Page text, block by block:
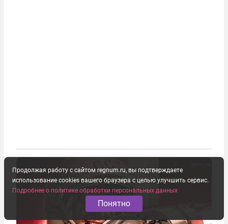
Продолжая работу с сайтом regnum.ru, вы подтверждаете
использование cookies вашего браузера с целью улучшить сервис.
Подробнее о политике обработки персональных данных
Понятно